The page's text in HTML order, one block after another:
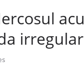
irregular